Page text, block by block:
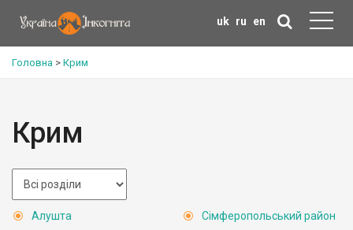
uk ru en
Головна > Крим
Крим
Алушта
Сімферопольський район